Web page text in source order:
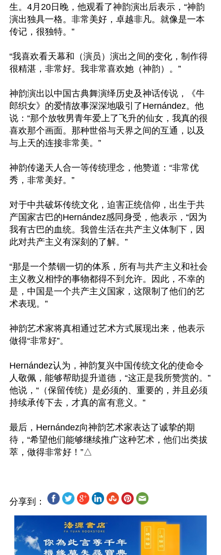
生。4月20日晚，他观看了神韵演出后表示，“神韵
演出独具一格。非常美好，卓越非凡。就像是一本
传记，很独特。”
“我喜欢看天幕和（演员）演出之间的变化，制作得
很精湛，非常好。我非常喜欢她（神韵）。”
神韵演出以中国古典舞演绎历史及神话传说，《牛
郎织女》的爱情故事深深地吸引了Hernández。他
说：“那个放牧男青年爱上了飞升的仙女，我真的很
喜欢那个画面。那种世俗与天界之间的互通，以及
与上天的连接非常美。”
神韵传递天人合一等传统理念，他赞道：“非常优
秀，非常美好。”
对于中共破坏传统文化，迫害正统信仰，出生于共
产国家古巴的Hernández感同身受，他表示，“因为
我有古巴的血统。我曾生活在共产主义体制下，因
此对共产主义有深刻的了解。”
“那是一个禁锢一切的体系，所有与共产主义和社会
主义教义相悖的事物都得不到允许。因此，不幸的
是，中国是一个共产主义国家，这限制了他们的艺
术表现。”
神韵艺术家将真相通过艺术方式展现出来，他表示
做得“非常好”。
Hernández认为，神韵复兴中国传统文化的使命令
人敬佩，能够帮助提升道德，“这正是我所赞赏的。”
他说，“（保留传统）是必须的、重要的，并且必须
持续承传下去，才真的富有意义。”
最后，Hernández向神韵艺术家表达了诚挚的期
待，“希望他们能够继续推广这种艺术，他们出类拔
分享到：